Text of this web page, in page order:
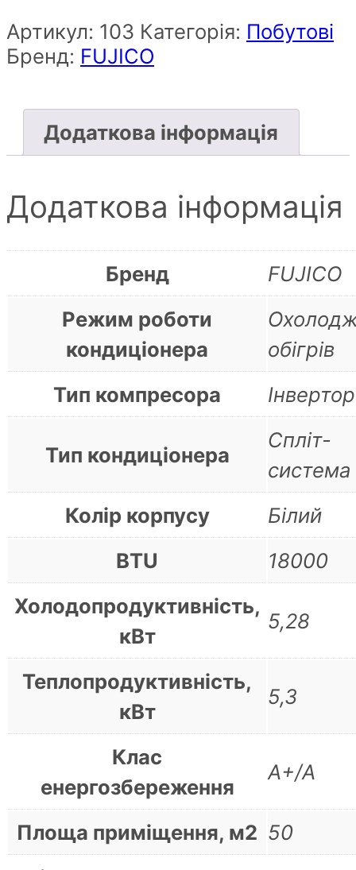
Артикул: 103 Категорія: Побутові
Бренд: FUJICO
Додаткова інформація
Додаткова інформація
Бренд
FUJICO
Режим роботи
кондиціонера
обігрів
Тип компресора
Інвертор
Тип кондиціонера
Спліт-
система
Колір корпусу
Білий
BTU
18000
Холодопродуктивність,
кВт
5,28
Теплопродуктивність,
кВт
5,3
Клас
енергозбереження
А+/А
Площа приміщення, м2 50